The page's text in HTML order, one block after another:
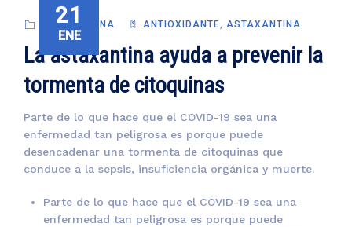
21
ENE
ASTAXANTINA ANTIOXIDANTE, ASTAXANTINA
La astaxantina ayuda a prevenir la
tormenta de citoquinas
Parte de lo que hace que el COVID-19 sea una
enfermedad tan peligrosa es porque puede
desencadenar una tormenta de citoquinas que
conduce a la sepsis, insuficiencia orgánica y muerte.
Parte de lo que hace que el COVID-19 sea una
enfermedad tan peligrosa es porque puede